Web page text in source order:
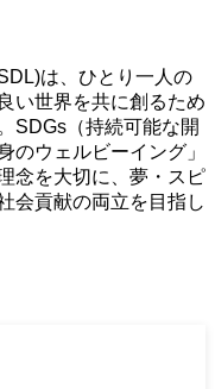
は、ひとり一人の
い世界を共に創るため
SDGs（持続可能な開
のウェルビーイング」
念を大切に、夢・スピ
会貢献の両立を目指し